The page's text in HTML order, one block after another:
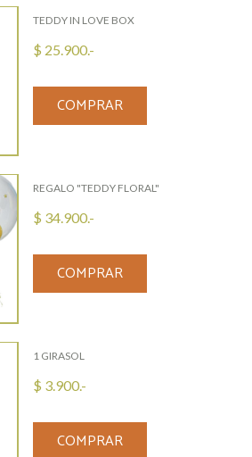
TEDDY IN LOVE BOX
$ 25.900.-
COMPRAR
REGALO "TEDDY FLORAL"
$ 34.900.-
COMPRAR
1 GIRASOL
$ 3.900.-
COMPRAR